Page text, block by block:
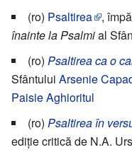
(ro) Psaltirea ,
înainte la Psalmial
(ro) Psaltirea ca o
Sfântului Arsenie
Paisie Aghioritul
(ro) Psaltirea în
ediție critică de N.A.